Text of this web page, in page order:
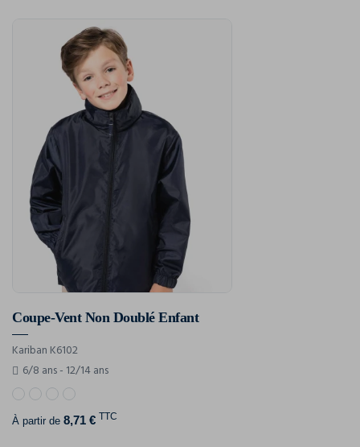
Coupe-Vent Non Doublé Enfant
Kariban K6102
6/8 ans - 12/14 ans
À partir de 8,71 € TTC